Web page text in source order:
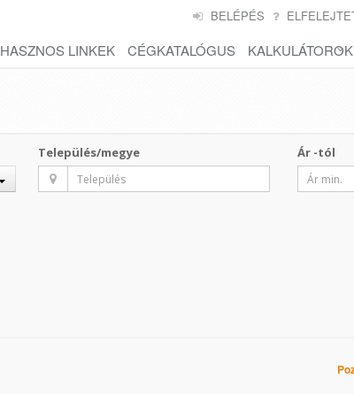
BELÉPÉS
HASZNOS LINKEK CÉGKATALÓGUS KALKULÁTOROK
Település/megye Ár -tól